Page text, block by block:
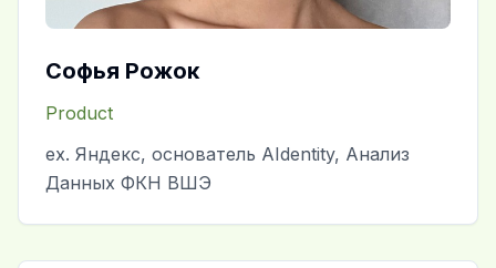
Софья Рожок
Product
ex. Яндекс, основатель AIdentity, Анализ
Данных ФКН ВШЭ